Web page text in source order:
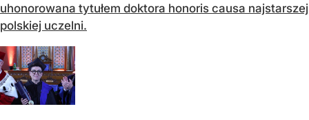
uhonorowana tytułem doktora honoris causa najstarszej
polskiej uczelni.